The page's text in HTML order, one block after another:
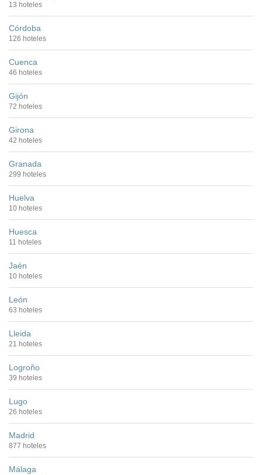
13 hoteles
Córdoba
126 hoteles
Cuenca
46 hoteles
Gijón
72 hoteles
Girona
42 hoteles
Granada
299 hoteles
Huelva
10 hoteles
Huesca
11 hoteles
Jaén
10 hoteles
León
63 hoteles
Lleida
21 hoteles
Logroño
39 hoteles
Lugo
26 hoteles
Madrid
877 hoteles
Málaga